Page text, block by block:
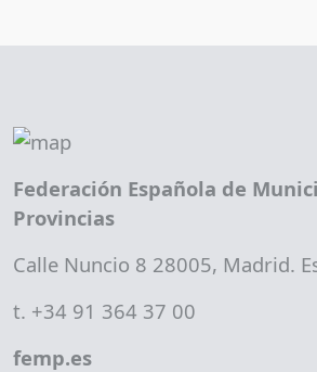
Federación Española de
Provincias
Calle Nuncio 8 28005, Madrid.
t. +34 91 364 37 00
femp.es